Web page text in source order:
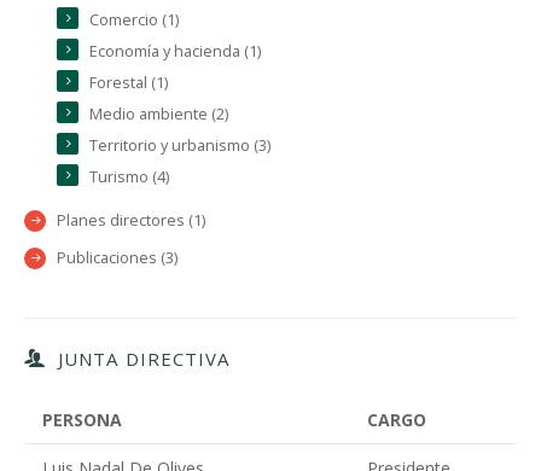
Comercio (1)
Economía y hacienda (1)
Forestal (1)
Medio ambiente (2)
Territorio y urbanismo (3)
Turismo (4)
Planes directores (1)
Publicaciones (3)
JUNTA DIRECTIVA
PERSONA CARGO